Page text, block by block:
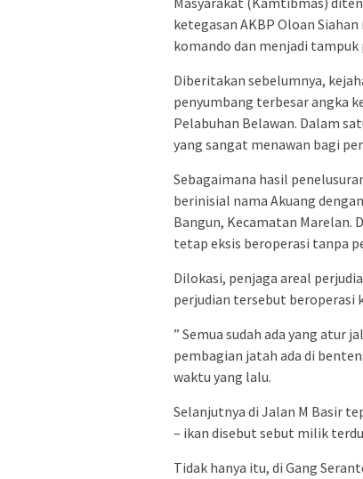
ketegasan AKBP Oloan
komando dan menjadi
Diberitakan sebelumnya,
penyumbang terbesar angka
Pelabuhan Belawan. Dalam
yang sangat menawan bagi
Sebagaimana hasil
berinisial nama Akuang
Bangun, Kecamatan Marelan.
tetap eksis beroperasi tanpa
Dilokasi, penjaga areal
perjudian tersebut beroperasi
” Semua sudah ada yang atur
pembagian jatah ada di
waktu yang lalu.
Selanjutnya di Jalan M Basir
– ikan disebut sebut milik
Tidak hanya itu, di Gang